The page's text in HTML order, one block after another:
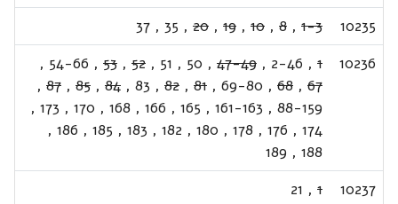
10235
1-3
,
8
,
10
,
19
,
20
,
35
,
37
10236
1
,
2-46
,
47-49
,
50
,
51
,
52
,
53
,
54-66
,
67
,
68
,
69-80
,
81
,
82
,
83
,
84
,
85
,
87
,
88-159
,
161-163
,
165
,
166
,
168
,
170
,
173
,
174
,
176
,
178
,
180
,
182
,
183
,
185
,
186
,
188
,
189
10237
1
,
21